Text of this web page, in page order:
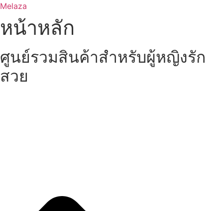
Skip
content
Melaza
หน้าหลัก
ศูนย์รวมสินค้าสำหรับผู้หญิงรัก
สวย